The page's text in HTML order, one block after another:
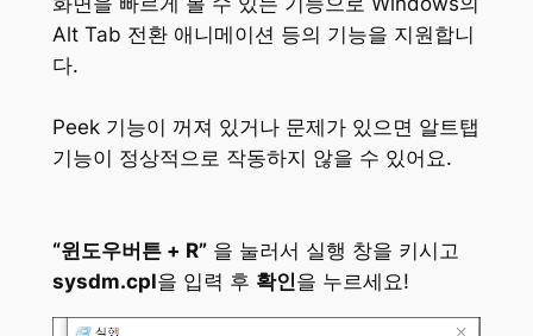
Alt Tab 전환 애니메이션 등의 기능을 지원합니
다.
Peek 기능이 꺼져 있거나 문제가 있으면 알트탭
기능이 정상적으로 작동하지 않을 수 있어요.
“윈도우버튼 + R”을 눌러서 실행 창을 키시고
sysdm.cpl을 입력 후 확인을 누르세요!